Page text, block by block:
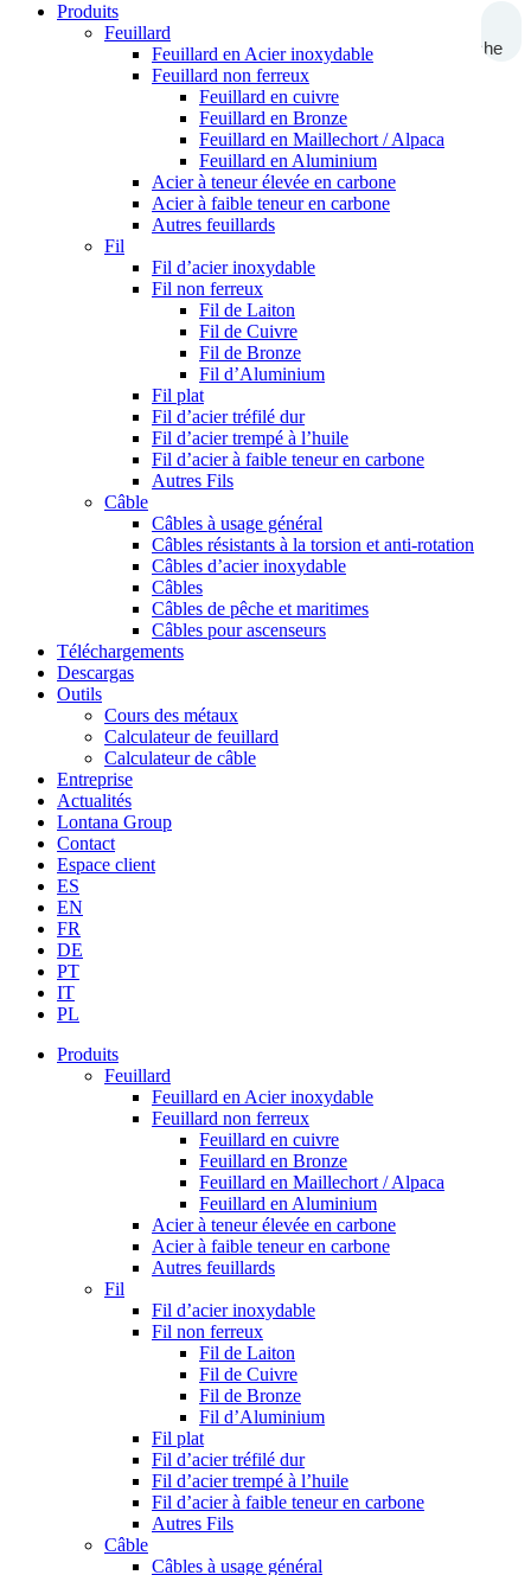
Recherche
Produits
Feuillard
Feuillard en Acier inoxydable
Feuillard non ferreux
Feuillard en cuivre
Feuillard en Bronze
Feuillard en Maillechort / Alpaca
Feuillard en Aluminium
Acier à teneur élevée en carbone
Acier à faible teneur en carbone
Autres feuillards
Fil
Fil d’acier inoxydable
Fil non ferreux
Fil de Laiton
Fil de Cuivre
Fil de Bronze
Fil d’Aluminium
Fil plat
Fil d’acier tréfilé dur
Fil d’acier trempé à l’huile
Fil d’acier à faible teneur en carbone
Autres Fils
Câble
Câbles à usage général
Câbles résistants à la torsion et anti-rotation
Câbles d’acier inoxydable
Câbles
Câbles de pêche et maritimes
Câbles pour ascenseurs
Téléchargements
Descargas
Outils
Cours des métaux
Calculateur de feuillard
Calculateur de câble
Entreprise
Actualités
Lontana Group
Contact
Espace client
ES
EN
FR
DE
PT
IT
PL
Produits
Feuillard
Feuillard en Acier inoxydable
Feuillard non ferreux
Feuillard en cuivre
Feuillard en Bronze
Feuillard en Maillechort / Alpaca
Feuillard en Aluminium
Acier à teneur élevée en carbone
Acier à faible teneur en carbone
Autres feuillards
Fil
Fil d’acier inoxydable
Fil non ferreux
Fil de Laiton
Fil de Cuivre
Fil de Bronze
Fil d’Aluminium
Fil plat
Fil d’acier tréfilé dur
Fil d’acier trempé à l’huile
Fil d’acier à faible teneur en carbone
Autres Fils
Câble
Câbles à usage général